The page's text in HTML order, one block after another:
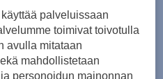
palveluissaan
toimivat toivotulla
avulla mitataan
mahdollistetaan
personoidun mainonnan